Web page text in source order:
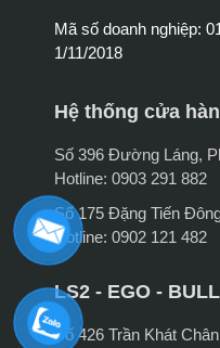
Mã số doanh nghiệp:
1/11/2018
Hệ thống cửa
Số 396 Đường Láng,
Hotline: 0903 291 882
Số 175 Đặng Tiến
Hotline: 0902 121 482
LS2 - EGO -
Số 426 Trần Khát